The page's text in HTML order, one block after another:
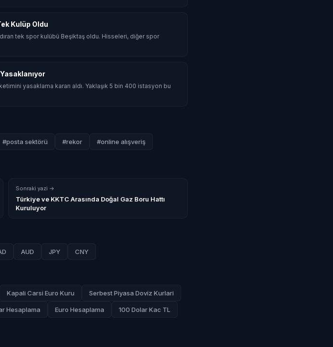
Kulüp Oldu
tek spor kulübü Beşiktaş oldu. Hisseleri, diğer spor
yasaklama kararı aldı. Yaklaşık 5 bin 400 istasyon bu
#posta sektörü #rekor #online alışveriş
Sonraki yazi →
Türkiye ve KKTC Arasında Doğal Gaz Boru Hattı
Kuruluyor
AUD JPY CNY
Kapali Carsi Euro Kuru Serbest Piyasa Doviz Kurlari
Hesaplama Euro Hesaplama 100 Dolar Kac TL